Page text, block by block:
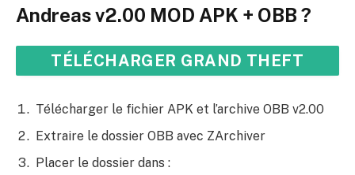
Andreas v2.00 MOD APK + OBB ?
TÉLÉCHARGER GRAND THEFT
Télécharger le fichier APK et l’archive OBB v2.00
Extraire le dossier OBB avec ZArchiver
Placer le dossier dans :